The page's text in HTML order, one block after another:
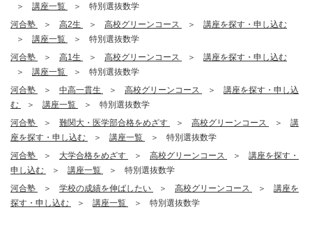
講座一覧
特別選抜数学
河合塾
高2生 高校グリーンコース
講座を探す・申し込む
講座一覧
特別選抜数学
河合塾
高1生 高校グリーンコース
講座を探す・申し込む
講座一覧
特別選抜数学
河合塾
中高一貫生 高校グリーンコース
講座を探す・申し込
む
講座一覧
特別選抜数学
河合塾
難関大・医学部合格をめざす 高校グリーンコース
講
座を探す・申し込む
講座一覧
特別選抜数学
河合塾
大学合格をめざす 高校グリーンコース
講座を探す・
申し込む
講座一覧
特別選抜数学
河合塾
学校の成績を伸ばしたい 高校グリーンコース
講座を
探す・申し込む
講座一覧 特別選抜数学